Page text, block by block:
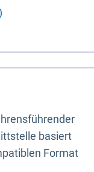
basiert
Format